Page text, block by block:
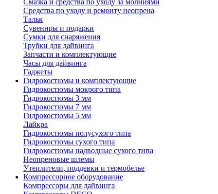
Смазка и средства по уходу за молниями
Средства по уходу и ремонту неопрена
Тальк
Сувениры и подарки
Сумки для снаряжения
Трубки для дайвинга
Запчасти и комплектующие
Часы для дайвинга
Гаджеты
Гидрокостюмы и комплектующие
Гидрокостюмы мокрого типа
Гидрокостюмы 3 мм
Гидрокостюмы 7 мм
Гидрокостюмы 5 мм
Лайкра
Гидрокостюмы полусухого типа
Гидрокостюмы сухого типа
Гидрокостюмы надводные сухого типа
Неопреновые шлемы
Утеплители, поддевки и термобелье
Компрессорное оборудование
Компрессоры для дайвинга